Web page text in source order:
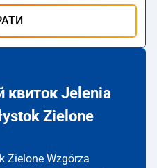
квиток Jelenia
Zielone
Zielone Wzgórza